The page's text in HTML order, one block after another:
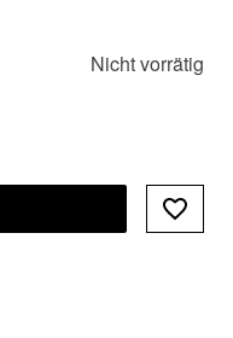
Nicht vorrätig